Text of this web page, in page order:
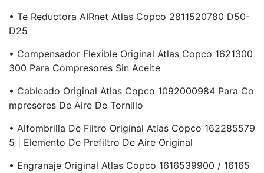
• Te Reductora AIRnet Atlas Copco 2811520780 D50-
D25
• Compensador Flexible Original Atlas Copco 1621300
300 Para Compresores Sin Aceite
• Cableado Original Atlas Copco 1092000984 Para Co
Mpresores De Aire De Tornillo
• Alfombrilla De Filtro Original Atlas Copco 162285579
5 | Elemento De Prefiltro De Aire Original
• Engranaje Original Atlas Copco 1616539900 / 16165